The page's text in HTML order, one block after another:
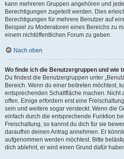
kann mehreren Gruppen angehören und
Berechtigungen zugeteilt werden. Dies
Berechtigungen für mehrere Benutzer auf
Beispiel zu Moderatoren eines Bereichs zu
einem nichtöffentlichen Forum zu geben.
Nach oben
Wo finde ich die Benutzergruppen und wie
Du findest die Benutzergruppen unter
Bereich. Wenn du einer beitreten möchtest,
entsprechenden Schaltfläche machen. Nicht
offen. Einige erfordern erst eine
sein und weitere sogar versteckt. Wenn die
einfach durch die entsprechende Funktion
Freischaltung, so kannst du dich für sie
daraufhin deinen Antrag annehmen. Er
aufgenommen werden möchtest. Bitte
dich ablehnt, er wird einen Grund dafür